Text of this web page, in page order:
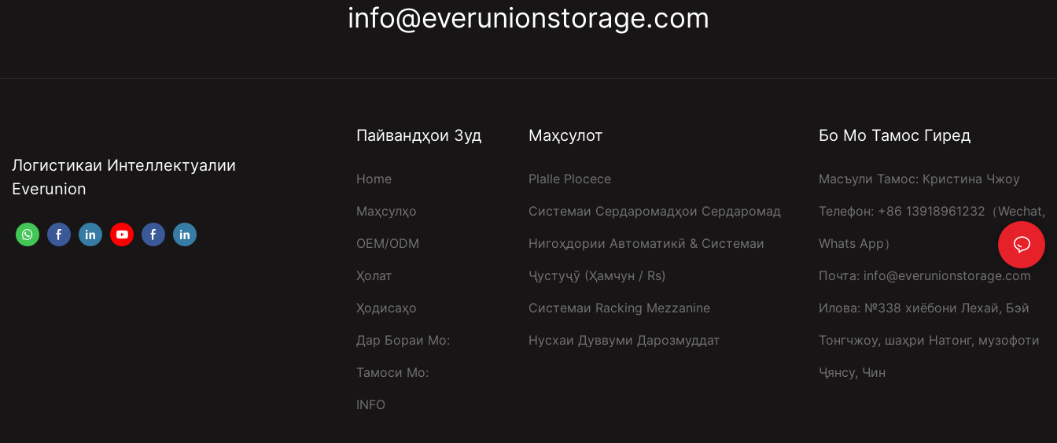
info@everunionstorage.com
Логистикаи Интеллектуалии
Everunion
Пайвандҳои Зуд
Home
Маҳсулҳо
OEM/ODM
Ҳолат
Ҳодисаҳо
Дар Бораи Мо:
Тамоси Мо:
INFO
Маҳсулот
Plalle Plocece
Системаи Сердаромадҳои Сердаромад
Нигоҳдории Автоматикӣ & Системаи
Ҷустуҷӯ (ҳамчун / Rs)
Системаи Racking Mezzanine
Нусхаи Дуввуми Дарозмуддат
Бо Мо Тамос Гиред
Масъули Тамос: Кристина Чжоу
Телефон: +86 13918961232（Wechat,
Whats App）
Почта: info@everunionstorage.com
Илова: №338 хиёбони Лехай, Бэй
Тонгчжоу, шаҳри Натонг, музофоти
Ҷянсу, Чин